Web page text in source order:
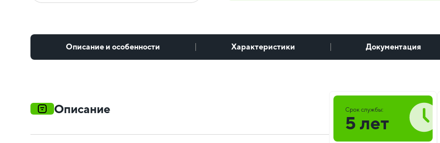
Описание и особенности Характеристики Документация
Описание Срок службы:
5 лет